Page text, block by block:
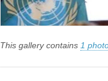
This gallery contains 1